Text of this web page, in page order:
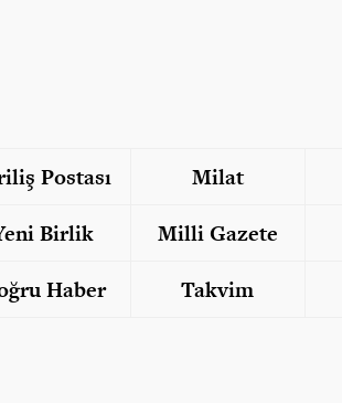
Postası Milat
Birlik Milli Gazete
Haber Takvim